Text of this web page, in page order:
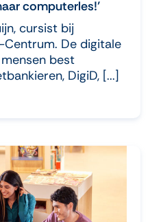
computerles!’
cursist bij
De digitale
best
DigiD, [...]